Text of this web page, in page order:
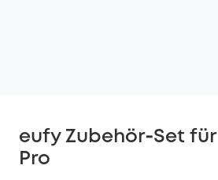
eufy Zubehör‑Set für
Pro